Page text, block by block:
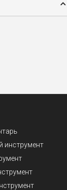
инструмент